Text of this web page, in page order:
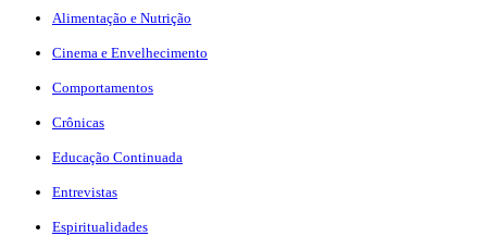
Alimentação e Nutrição
Cinema e Envelhecimento
Comportamentos
Crônicas
Educação Continuada
Entrevistas
Espiritualidades